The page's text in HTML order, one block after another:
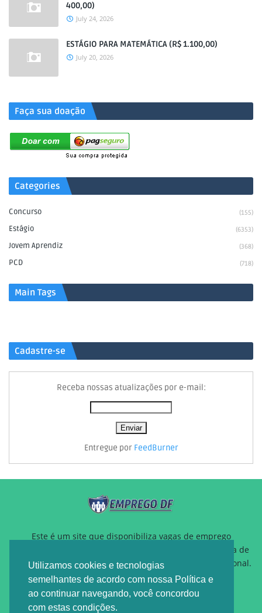
Utilizamos cookies e tecnologias
semelhantes de acordo com nossa Política e
ao continuar navegando, você concordou
com estas condições.
400,00)
July 24, 2026
ESTÁGIO PARA MATEMÁTICA (R$ 1.100,00)
July 20, 2026
Faça sua doação
Categories
Concurso (155)
Estágio (6353)
Jovem Aprendiz (368)
PCD (718)
Main Tags
Cadastre-se
Receba nossas atualizações por e-mail:
Entregue por FeedBurner
Este é um site que disponibiliza vagas de emprego
gratuitamente para auxiliar pessoas que estão a procura de
um novo emprego ou querem reposicionamento profissional.